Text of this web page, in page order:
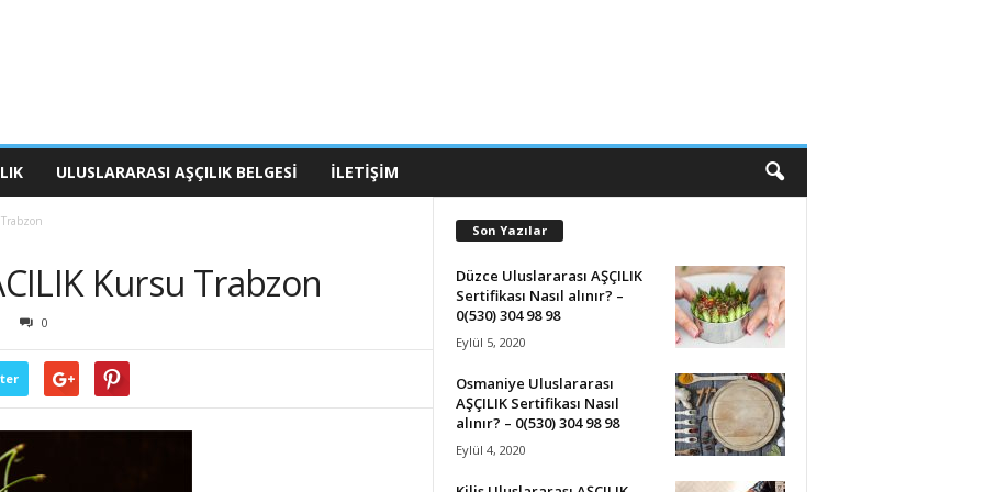
ULUSLARARASI AŞÇILIK BELGESI İLETIŞIM
Kursu Trabzon
0
Son Yazılar
Düzce Uluslararası AŞÇILIK
Sertifikası Nasıl alınır? –
0(530) 304 98 98
Eylül 5, 2020
Osmaniye Uluslararası
AŞÇILIK Sertifikası Nasıl
alınır? – 0(530) 304 98 98
Eylül 4, 2020